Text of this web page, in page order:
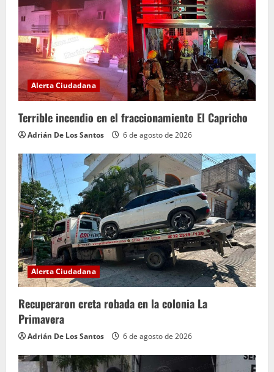
e
n
d
o Alerta Ciudadana
Terrible incendio en el fraccionamiento El Capricho
Adrián De Los Santos 6 de agosto de 2026
Alerta Ciudadana
Recuperaron creta robada en la colonia La
Primavera
Adrián De Los Santos 6 de agosto de 2026